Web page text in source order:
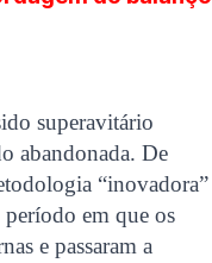
superavitário
abandonada. De
“inovadora”
período em que os
e passaram a